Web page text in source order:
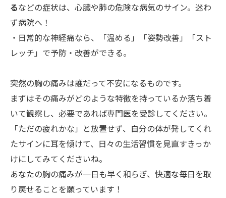
るなどの症状は、心臓や肺の危険な病気のサイン。迷わ
ず病院へ！
・日常的な神経痛なら、「温める」「姿勢改善」「スト
レッチ」で予防・改善ができる。
突然の胸の痛みは誰だって不安になるものです。
まずはその痛みがどのような特徴を持っているか落ち着
いて観察し、必要であれば専門医を受診してください。
「ただの疲れかな」と放置せず、自分の体が発してくれ
たサインに耳を傾けて、日々の生活習慣を見直すきっか
けにしてみてくださいね。
あなたの胸の痛みが一日も早く和らぎ、快適な毎日を取
り戻せることを願っています！